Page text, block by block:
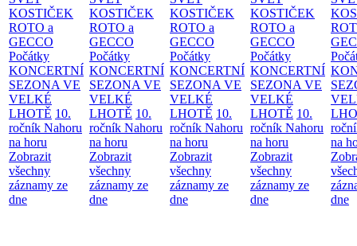
KOSTIČEK
ROTO a
GECCO
Počátky
KONCERTNÍ
SEZONA VE
VELKÉ
LHOTĚ 10.
ročník Nahoru
na horu
Zobrazit
všechny
záznamy ze
dne
KOSTIČEK
ROTO a
GECCO
Počátky
KONCERTNÍ
SEZONA VE
VELKÉ
LHOTĚ 10.
ročník Nahoru
na horu
Zobrazit
všechny
záznamy ze
dne
KOSTIČEK
ROTO a
GECCO
Počátky
KONCERTNÍ
SEZONA VE
VELKÉ
LHOTĚ 10.
ročník Nahoru
na horu
Zobrazit
všechny
záznamy ze
dne
KOSTIČEK
ROTO a
GECCO
Počátky
KONCERTNÍ
SEZONA VE
VELKÉ
LHOTĚ 10.
ročník Nahoru
na horu
Zobrazit
všechny
záznamy ze
dne
na
dne